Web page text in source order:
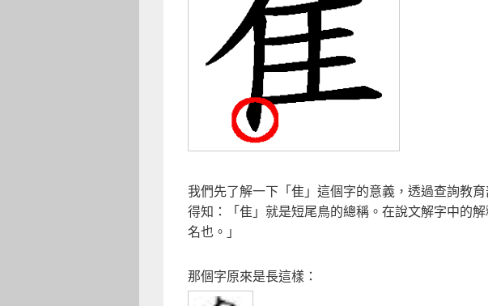
我們先了解一下「隹」這個字的意義，透過查詢教
得知：「隹」就是短尾鳥的總稱。在說文解字中的
名也。」
那個字原來是長這樣：